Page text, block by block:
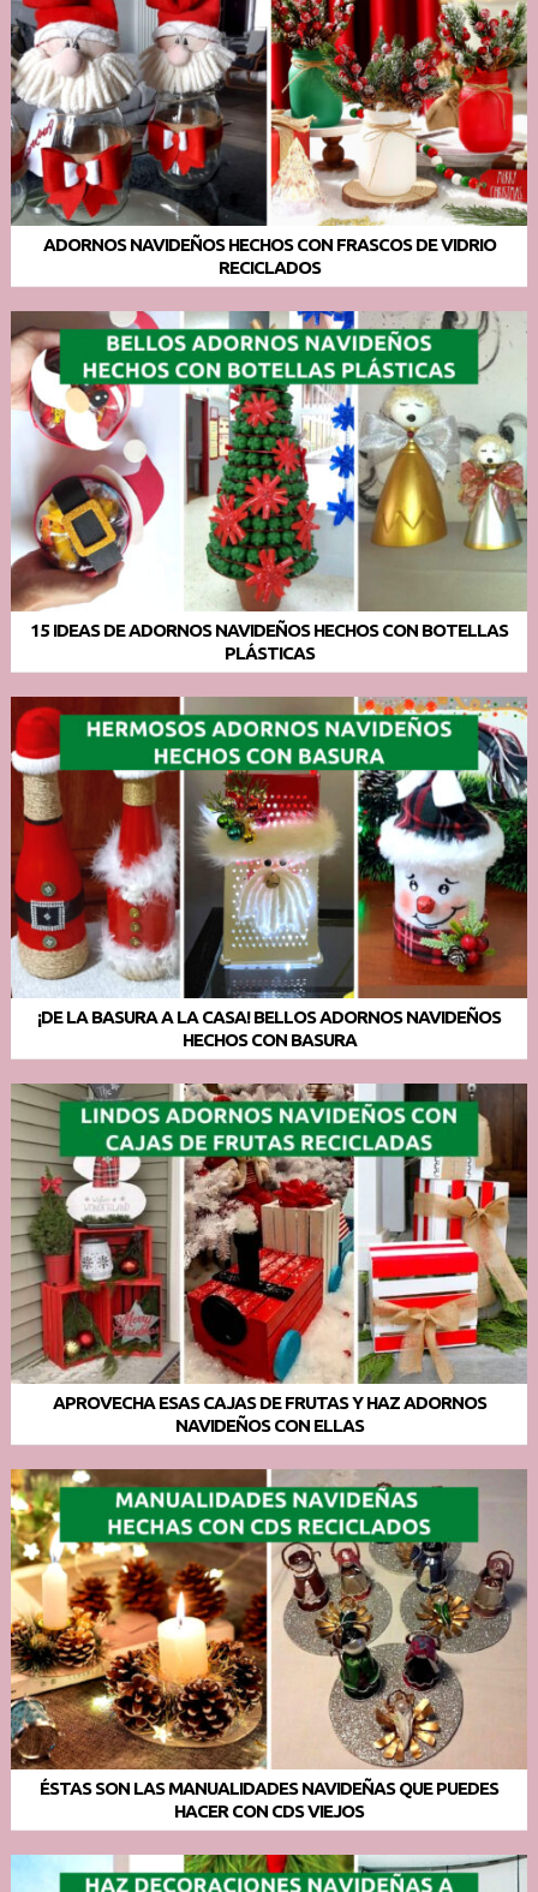
ADORNOS NAVIDEÑOS HECHOS CON FRASCOS DE VIDRIO
RECICLADOS
15 IDEAS DE ADORNOS NAVIDEÑOS HECHOS CON BOTELLAS
PLÁSTICAS
¡DE LA BASURA A LA CASA! BELLOS ADORNOS NAVIDEÑOS
HECHOS CON BASURA
APROVECHA ESAS CAJAS DE FRUTAS Y HAZ ADORNOS
NAVIDEÑOS CON ELLAS
ÉSTAS SON LAS MANUALIDADES NAVIDEÑAS QUE PUEDES
HACER CON CDS VIEJOS